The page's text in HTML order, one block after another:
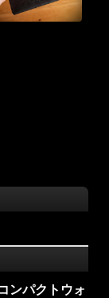
ンパクトウォ